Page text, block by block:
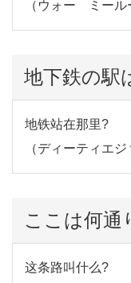
（ウォー ミール
地下鉄の駅
地铁站在那里?
（ディーティエ
ここは何通
这条路叫什么?